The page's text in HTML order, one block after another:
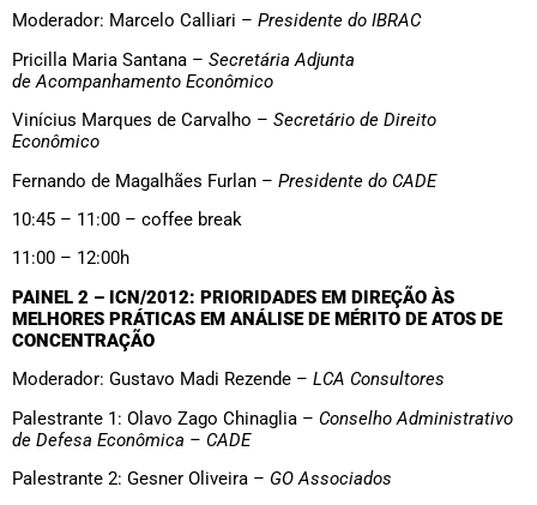
Moderador: Marcelo Calliari – Presidente do IBRAC
Pricilla Maria Santana – Secretária Adjunta
de Acompanhamento Econômico
Vinícius Marques de Carvalho – Secretário de Direito
Econômico
Fernando de Magalhães Furlan – Presidente do CADE
10:45 – 11:00 – coffee break
11:00 – 12:00h
PAINEL 2 – ICN/2012: PRIORIDADES EM DIREÇÃO ÀS
MELHORES PRÁTICAS EM ANÁLISE DE MÉRITO DE ATOS DE
CONCENTRAÇÃO
Moderador: Gustavo Madi Rezende – LCA Consultores
Palestrante 1: Olavo Zago Chinaglia – Conselho Administrativo
de Defesa Econômica – CADE
Palestrante 2: Gesner Oliveira – GO Associados